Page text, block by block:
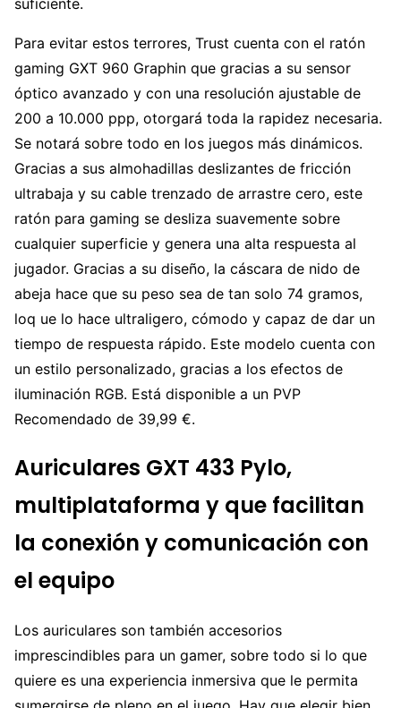
Para evitar estos terrores, Trust cuenta con el ratón
gaming GXT 960 Graphin que gracias a su sensor
óptico avanzado y con una resolución ajustable de
200 a 10.000 ppp, otorgará toda la rapidez necesaria.
Se notará sobre todo en los juegos más dinámicos.
Gracias a sus almohadillas deslizantes de fricción
ultrabaja y su cable trenzado de arrastre cero, este
ratón para gaming se desliza suavemente sobre
cualquier superficie y genera una alta respuesta al
jugador. Gracias a su diseño, la cáscara de nido de
abeja hace que su peso sea de tan solo 74 gramos,
loq ue lo hace ultraligero, cómodo y capaz de dar un
tiempo de respuesta rápido. Este modelo cuenta con
un estilo personalizado, gracias a los efectos de
iluminación RGB. Está disponible a un PVP
Recomendado de 39,99 €.
Auriculares GXT 433 Pylo,
multiplataforma y que facilitan
la conexión y comunicación con
el equipo
Los auriculares son también accesorios
imprescindibles para un gamer, sobre todo si lo que
quiere es una experiencia inmersiva que le permita